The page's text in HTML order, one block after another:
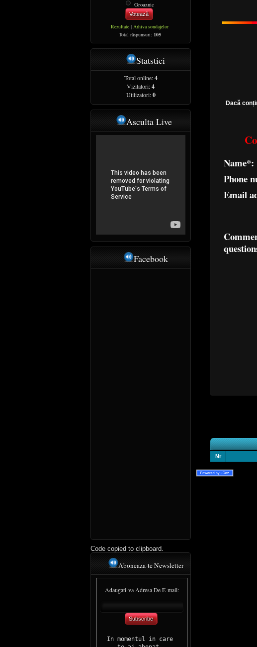
Groaznic
Votează
Rezultate |Arhiva sondajelor
Total răspunsuri: 105
Statstici
Total online:4
Vizitatori:4
Utilizatori:0
Asculta Live
Facebook
Code copied to clipboard.
Aboneaza-te Newsletter
Adaugati-va Adresa De E-mail:
Subscribe
In momentul in care
Dacă
Name*:
Phone
Email
Nr